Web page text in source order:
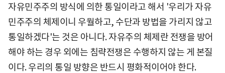
자유민주주의 방식에 의한 통일이라고 해서 '우리가 자유
민주주의 체제이니 우월하고, 수단과 방법을 가리지 않고
통일하겠다'는 것은 아니다. 자유주의 체제란 전쟁을 방어
해야 하는 경우 외에는 침략전쟁은 수행하지 않는 게 본질
이다. 우리의 통일 방향은 반드시 평화적이어야 한다.